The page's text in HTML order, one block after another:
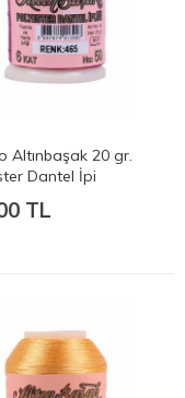
Altınbaşak 20 gr.
Dantel İpi
TL